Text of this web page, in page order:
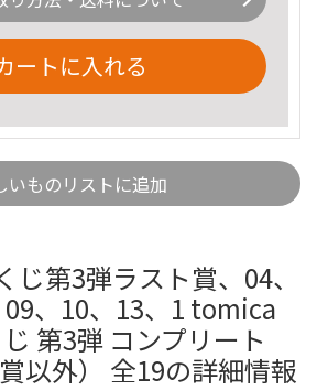
ートに入れる
いものリストに追加
じ第3弾ラスト賞、04、
、10、13、1 tomica
第3弾 コンプリート
以外） 全19の詳細情報